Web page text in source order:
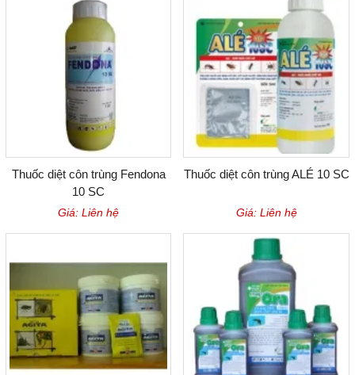
Thuốc diệt côn trùng Fendona
10 SC
Giá: Liên hệ
Thuốc diệt côn trùng ALÉ 10 SC
Giá: Liên hệ